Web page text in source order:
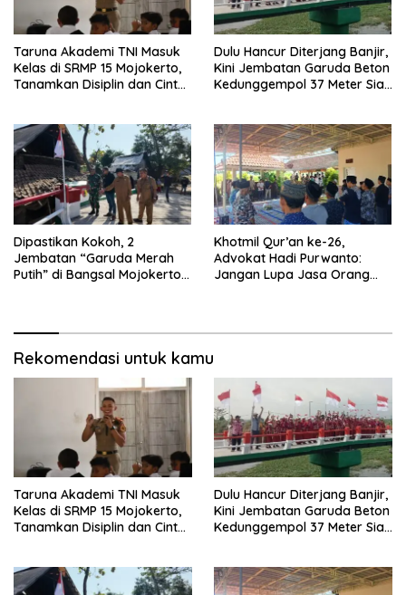
Taruna Akademi TNI Masuk
Kelas di SRMP 15 Mojokerto,
Tanamkan Disiplin dan Cinta
Dulu Hancur Diterjang Banjir,
Kini Jembatan Garuda Beton
Kedunggempol 37 Meter Siap
Dipastikan Kokoh, 2
Jembatan “Garuda Merah
Putih” di Bangsal Mojokerto
Khotmil Qur’an ke-26,
Advokat Hadi Purwanto:
Jangan Lupa Jasa Orang
Rekomendasi untuk kamu
Taruna Akademi TNI Masuk
Kelas di SRMP 15 Mojokerto,
Tanamkan Disiplin dan Cinta
Dulu Hancur Diterjang Banjir,
Kini Jembatan Garuda Beton
Kedunggempol 37 Meter Siap